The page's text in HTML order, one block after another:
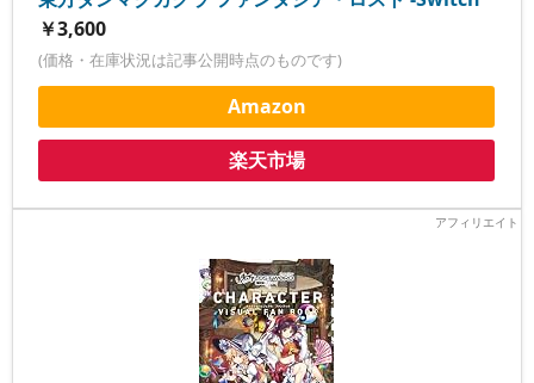
￥3,600
(価格・在庫状況は記事公開時点のものです)
Amazon
楽天市場